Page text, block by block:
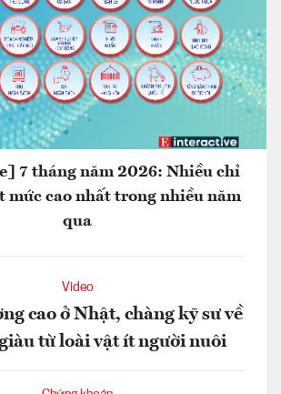
7 tháng năm 2026: Nhiều chỉ
mức cao nhất trong nhiều năm
qua
Video
cao ở Nhật, chàng kỹ sư về
từ loài vật ít người nuôi